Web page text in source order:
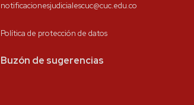
notificacionesjudicialescuc@cuc.edu.co
Política de protección de datos
Buzón de sugerencias